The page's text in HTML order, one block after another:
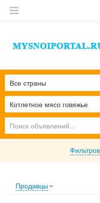
Котлетное мясо говяжье
Все страны
Продавцы